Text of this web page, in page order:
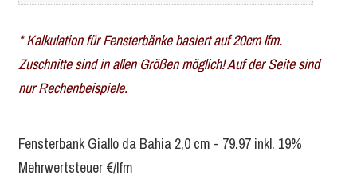
* Kalkulation für Fensterbänke basiert auf 20cm lfm.
Zuschnitte sind in allen Größen möglich! Auf der Seite sind
nur Rechenbeispiele.
Fensterbank Giallo da Bahia 2,0 cm - 79.97 inkl. 19%
Mehrwertsteuer €/lfm